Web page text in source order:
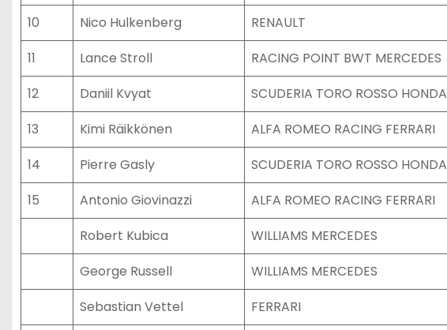
10
Nico Hulkenberg RENAULT
11
Lance Stroll RACING POINT BWT MERCEDES
12
Daniil Kvyat SCUDERIA TORO ROSSO HONDA
13
Kimi Räikkönen ALFA ROMEO RACING FERRARI
14
Pierre Gasly SCUDERIA TORO ROSSO HONDA
15
Antonio Giovinazzi ALFA ROMEO RACING FERRARI
Robert Kubica
WILLIAMS MERCEDES
George Russell
WILLIAMS MERCEDES
Sebastian Vettel
FERRARI